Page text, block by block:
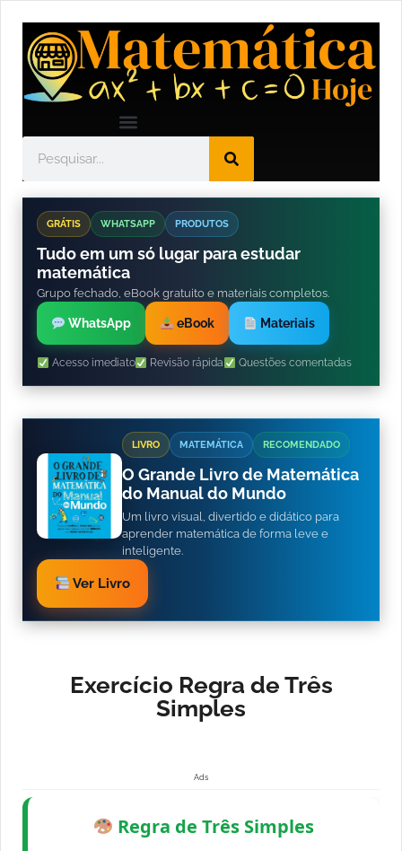
GRÁTIS WHATSAPP PRODUTOS
Tudo em um só lugar para estudar
matemática
Grupo fechado, eBook gratuito e materiais completos.
WhatsApp eBook Materiais
Acesso imediato Revisão rápida Questões comentadas
LIVRO MATEMÁTICA RECOMENDADO
O Grande Livro de Matemática
do Manual do Mundo
Um livro visual, divertido e didático para
aprender matemática de forma leve e
inteligente.
Ver Livro
Exercício Regra de Três
Simples
Ads
Regra de Três Simples